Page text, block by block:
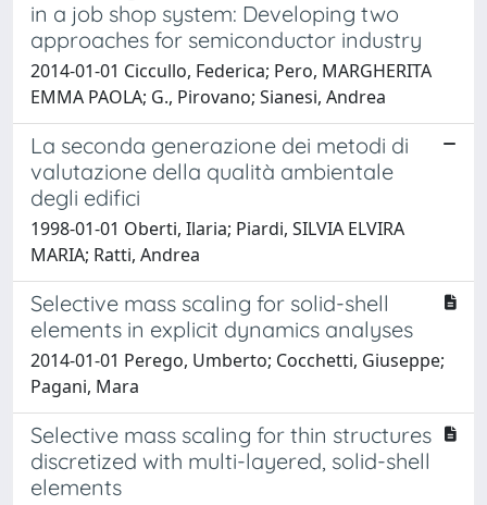
in a job shop system: Developing two
approaches for semiconductor industry
2014-01-01 Ciccullo, Federica; Pero, MARGHERITA
EMMA PAOLA; G., Pirovano; Sianesi, Andrea
La seconda generazione dei metodi di
valutazione della qualità ambientale
degli edifici
1998-01-01 Oberti, Ilaria; Piardi, SILVIA ELVIRA
MARIA; Ratti, Andrea
Selective mass scaling for solid-shell
elements in explicit dynamics analyses
2014-01-01 Perego, Umberto; Cocchetti, Giuseppe;
Pagani, Mara
Selective mass scaling for thin structures
discretized with multi-layered, solid-shell
elements